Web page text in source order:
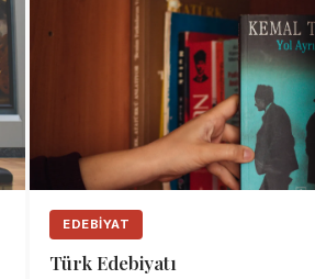
EDEBIYAT
Türk Edebiyatı